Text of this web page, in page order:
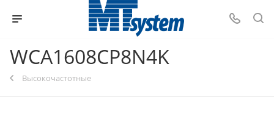
WCA1608CP8N4K
Высокочастотные